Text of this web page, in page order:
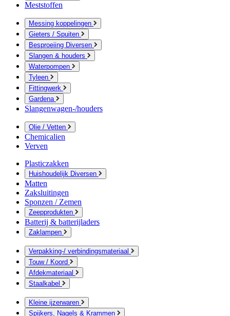
Meststoffen
Messing koppelingen
Gieters / Spuiten
Besproeiing Diversen
Slangen & houders
Waterpompen
Tyleen
Fittingwerk
Gardena
Slangenwagen-/houders
Olie / Vetten
Chemicalien
Verven
Plasticzakken
Huishoudelijk Diversen
Matten
Zaksluitingen
Sponzen / Zemen
Zeepprodukten
Batterij & batterijladers
Zaklampen
Verpakking-/ verbindingsmateriaal
Touw / Koord
Afdekmateriaal
Staalkabel
Kleine ijzerwaren
Spijkers, Nagels & Krammen